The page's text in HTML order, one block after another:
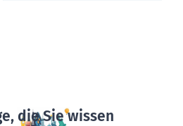
die Sie wissen